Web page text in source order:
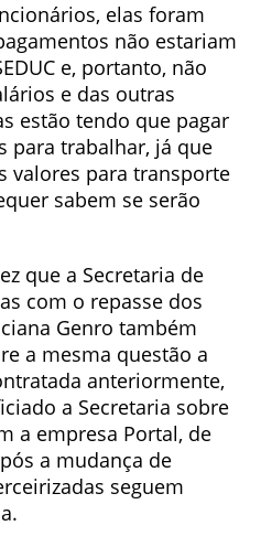
elas foram
não estariam
e, portanto, não
e das outras
estão tendo que pagar
para trabalhar, já que
valores para transporte
sabem se serão
que a Secretaria de
com o repasse dos
Genro também
a mesma questão a
anteriormente,
a Secretaria sobre
a empresa Portal, de
a mudança de
seguem